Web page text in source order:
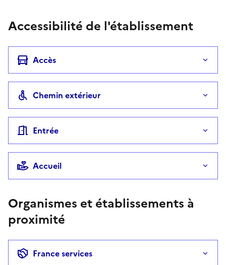
Accessibilité de l'établissement
Accès
Chemin extérieur
Entrée
Accueil
Organismes et établissements à
proximité
France services